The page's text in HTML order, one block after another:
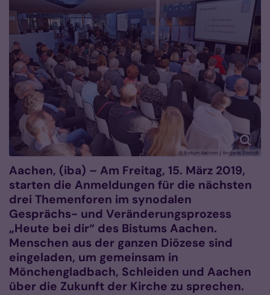
© Bistum Aachen / Andreas Steindl
Aachen, (iba) – Am Freitag, 15. März 2019,
starten die Anmeldungen für die nächsten
drei Themenforen im synodalen
Gesprächs- und Veränderungsprozess
„Heute bei dir“ des Bistums Aachen.
Menschen aus der ganzen Diözese sind
eingeladen, um gemeinsam in
Mönchengladbach, Schleiden und Aachen
über die Zukunft der Kirche zu sprechen.